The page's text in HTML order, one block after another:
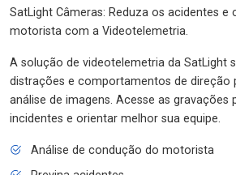
SatLight Câmeras: Reduza os acidentes e
motorista com a Videotelemetria.
A solução de videotelemetria da SatLight
distrações e comportamentos de direção
análise de imagens. Acesse as gravações
incidentes e orientar melhor sua equipe.
Análise de condução do motorista